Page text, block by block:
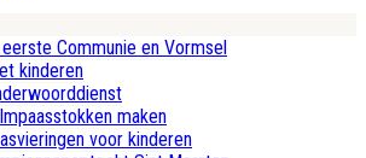
Communie en Vormsel
kinderen
maken
voor kinderen